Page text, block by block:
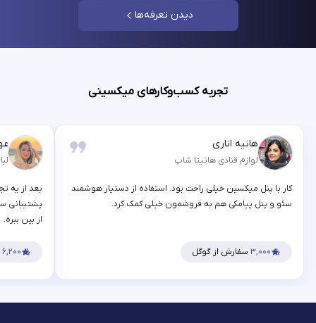
دیدن تعرفه‌ها
تجربه کسب‌وکارهای میکسینی
هانیه اناری
لوازم قنادی هانیتا شاپ
کار با پنل میکسین خیلی راحت بود. استفاده از دستیار هوشمند
سئو و پنل پیامکی هم به فروشمون خیلی کمک کرد.
۳,۰۰۰ سفارش از گوگل
بعد از یه
پشتیبانی
از بین ببره.
۶,۲۰۰